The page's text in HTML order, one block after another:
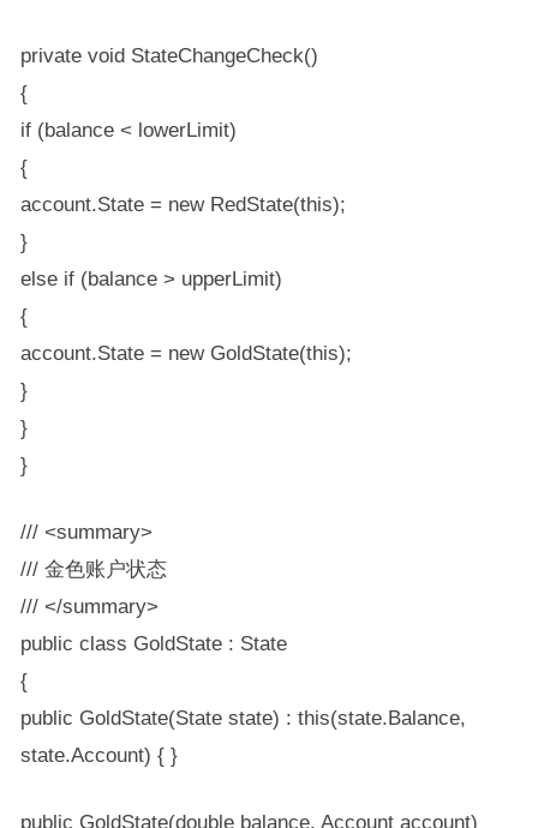
private void StateChangeCheck()
{
if (balance < lowerLimit)
{
account.State = new RedState(this);
}
else if (balance > upperLimit)
{
account.State = new GoldState(this);
}
}
}
/// <summary>
/// 金色账户状态
/// </summary>
public class GoldState : State
{
public GoldState(State state) : this(state.Balance,
state.Account) { }
public GoldState(double balance, Account account)